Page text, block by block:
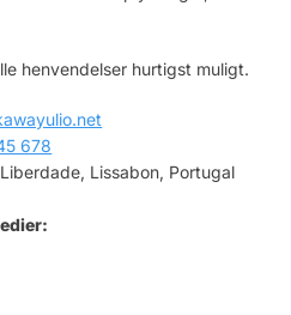
henvendelser hurtigst muligt.
678
Lissabon, Portugal